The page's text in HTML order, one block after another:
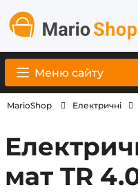
Меню сайту
MarioShop Електричні
мат TR